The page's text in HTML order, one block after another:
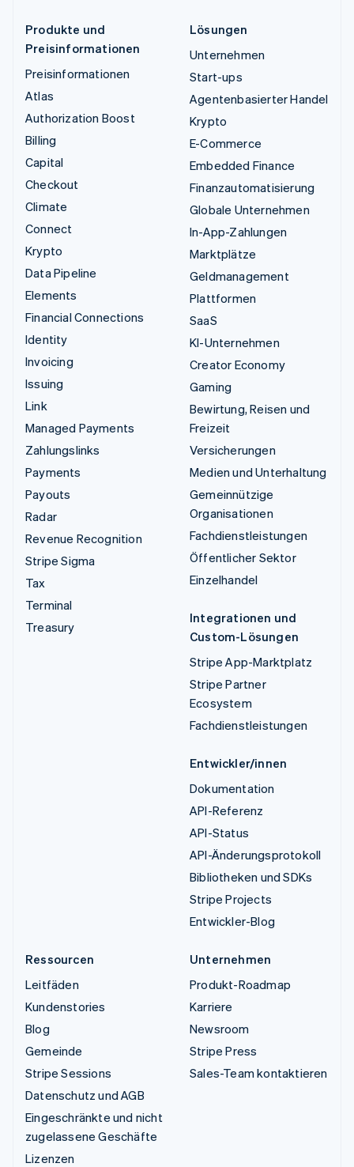
Produkte und
Preisinformationen
Preisinformationen
Atlas
Authorization Boost
Billing
Capital
Checkout
Climate
Connect
Krypto
Data Pipeline
Elements
Financial Connections
Identity
Invoicing
Issuing
Link
Managed Payments
Zahlungslinks
Payments
Payouts
Radar
Revenue Recognition
Stripe Sigma
Tax
Terminal
Treasury
Lösungen
Unternehmen
Start-ups
Agentenbasierter Handel
Krypto
E-Commerce
Embedded Finance
Finanzautomatisierung
Globale Unternehmen
In-App-Zahlungen
Marktplätze
Geldmanagement
Plattformen
SaaS
KI-Unternehmen
Creator Economy
Gaming
Bewirtung, Reisen und
Freizeit
Versicherungen
Medien und Unterhaltung
Gemeinnützige
Organisationen
Fachdienstleistungen
Öffentlicher Sektor
Einzelhandel
Integrationen und
Custom-Lösungen
Stripe App-Marktplatz
Stripe Partner
Ecosystem
Fachdienstleistungen
Entwickler/innen
Dokumentation
API-Referenz
API-Status
API-Änderungsprotokoll
Bibliotheken und SDKs
Stripe Projects
Entwickler-Blog
Ressourcen
Leitfäden
Kundenstories
Blog
Gemeinde
Stripe Sessions
Datenschutz und AGB
Eingeschränkte und nicht
zugelassene Geschäfte
Lizenzen
Unternehmen
Produkt-Roadmap
Karriere
Newsroom
Stripe Press
Sales-Team kontaktieren